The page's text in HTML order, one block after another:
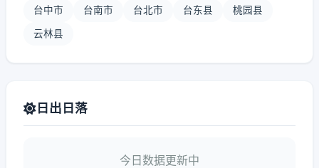
台中市 台南市 台北市 台东县 桃园县
云林县
日出日落
今日数据更新中